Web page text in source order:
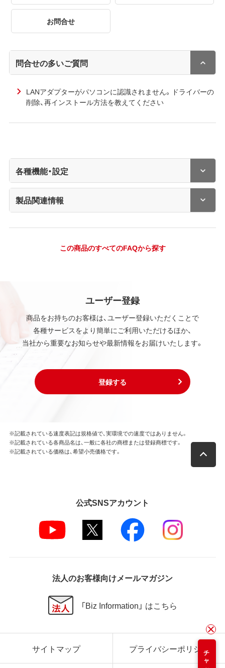
お問合せ
問合せの多いご質問
LANアダプターがパソコンに認識されません。ドライバーの
削除、再インストール方法を教えてください
各種機能・設定
製品関連情報
この商品のすべてのFAQから探す
ユーザー登録
商品をお持ちのお客様は、ユーザー登録いただくことで
各種サービスをより簡単にご利用いただけるほか、
当社から重要なお知らせや最新情報をお届けいたします。
登録する
※記載されている速度表記は規格値で、実環境での速度ではありません。
※記載されている各商品名は、一般に各社の商標または登録商標です。
※記載されている価格は、希望小売価格です。
公式SNSアカウント
法人のお客様向けメールマガジン
「Biz Information」 はこちら
サイトマップ プライバシーポリシー